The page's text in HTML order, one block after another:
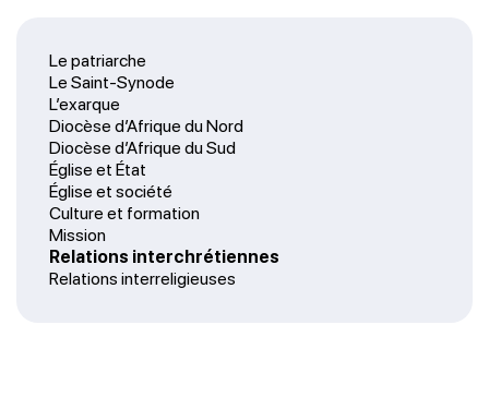
Le patriarche
Le Saint-Synode
L’exarque
Diocèse d’Afrique du Nord
Diocèse d’Afrique du Sud
Église et État
Église et société
Culture et formation
Mission
Relations interchrétiennes
Relations interreligieuses